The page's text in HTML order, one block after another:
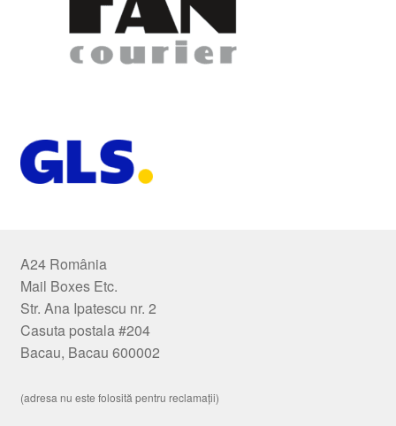
A24 România
Mail Boxes Etc.
Str. Ana Ipatescu nr. 2
Casuta postala #204
Bacau, Bacau 600002
(adresa nu este folosită pentru reclamații)